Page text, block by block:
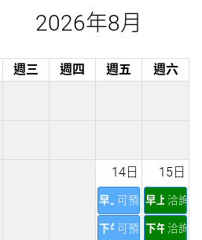
2026年8月
週三 週四 週五 週六
14日
早上可預訂
下午可預訂
15日
早上 洽詢
下午 洽詢